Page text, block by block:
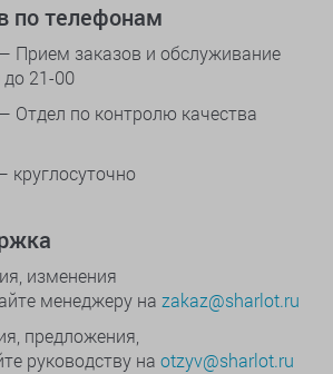
по телефонам
Прием заказов и обслуживание
21-00
Отдел по контролю качества
круглосуточно
изменения
менеджеру на zakaz@sharlot.ru
предложения,
руководству на otzyv@sharlot.ru